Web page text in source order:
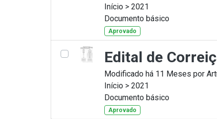
Início > 2021
Documento básico
Aprovado
Edital de
Modificado há 11 Meses por
Início > 2021
Documento básico
Aprovado